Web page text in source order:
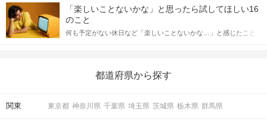
「もう一度お話したいです」と
合にどのような行動に繋げるべきかをご紹介していきます。
しかし、中には「どう誘ったらいいの？」とお困りの男性もいら
っしゃるのではないでしょうか。 そこで今回は、男性から女性へ
送るLINEでのデートの誘い方のコツをご紹介します。例文も混じ
えながら解説するので、ぜひ参考にしてください。
「楽しいことないかな」と思ったら試してほしい16
のこと
何も予定がない休日など「楽しいことないかな…」と感じたこと
の楽しいことアイデアを集めました♪ いままさに楽しいことを探し
都道府県から探す
関東 東京都 神奈川県 千葉県 埼玉県 茨城県 栃木県 群馬県